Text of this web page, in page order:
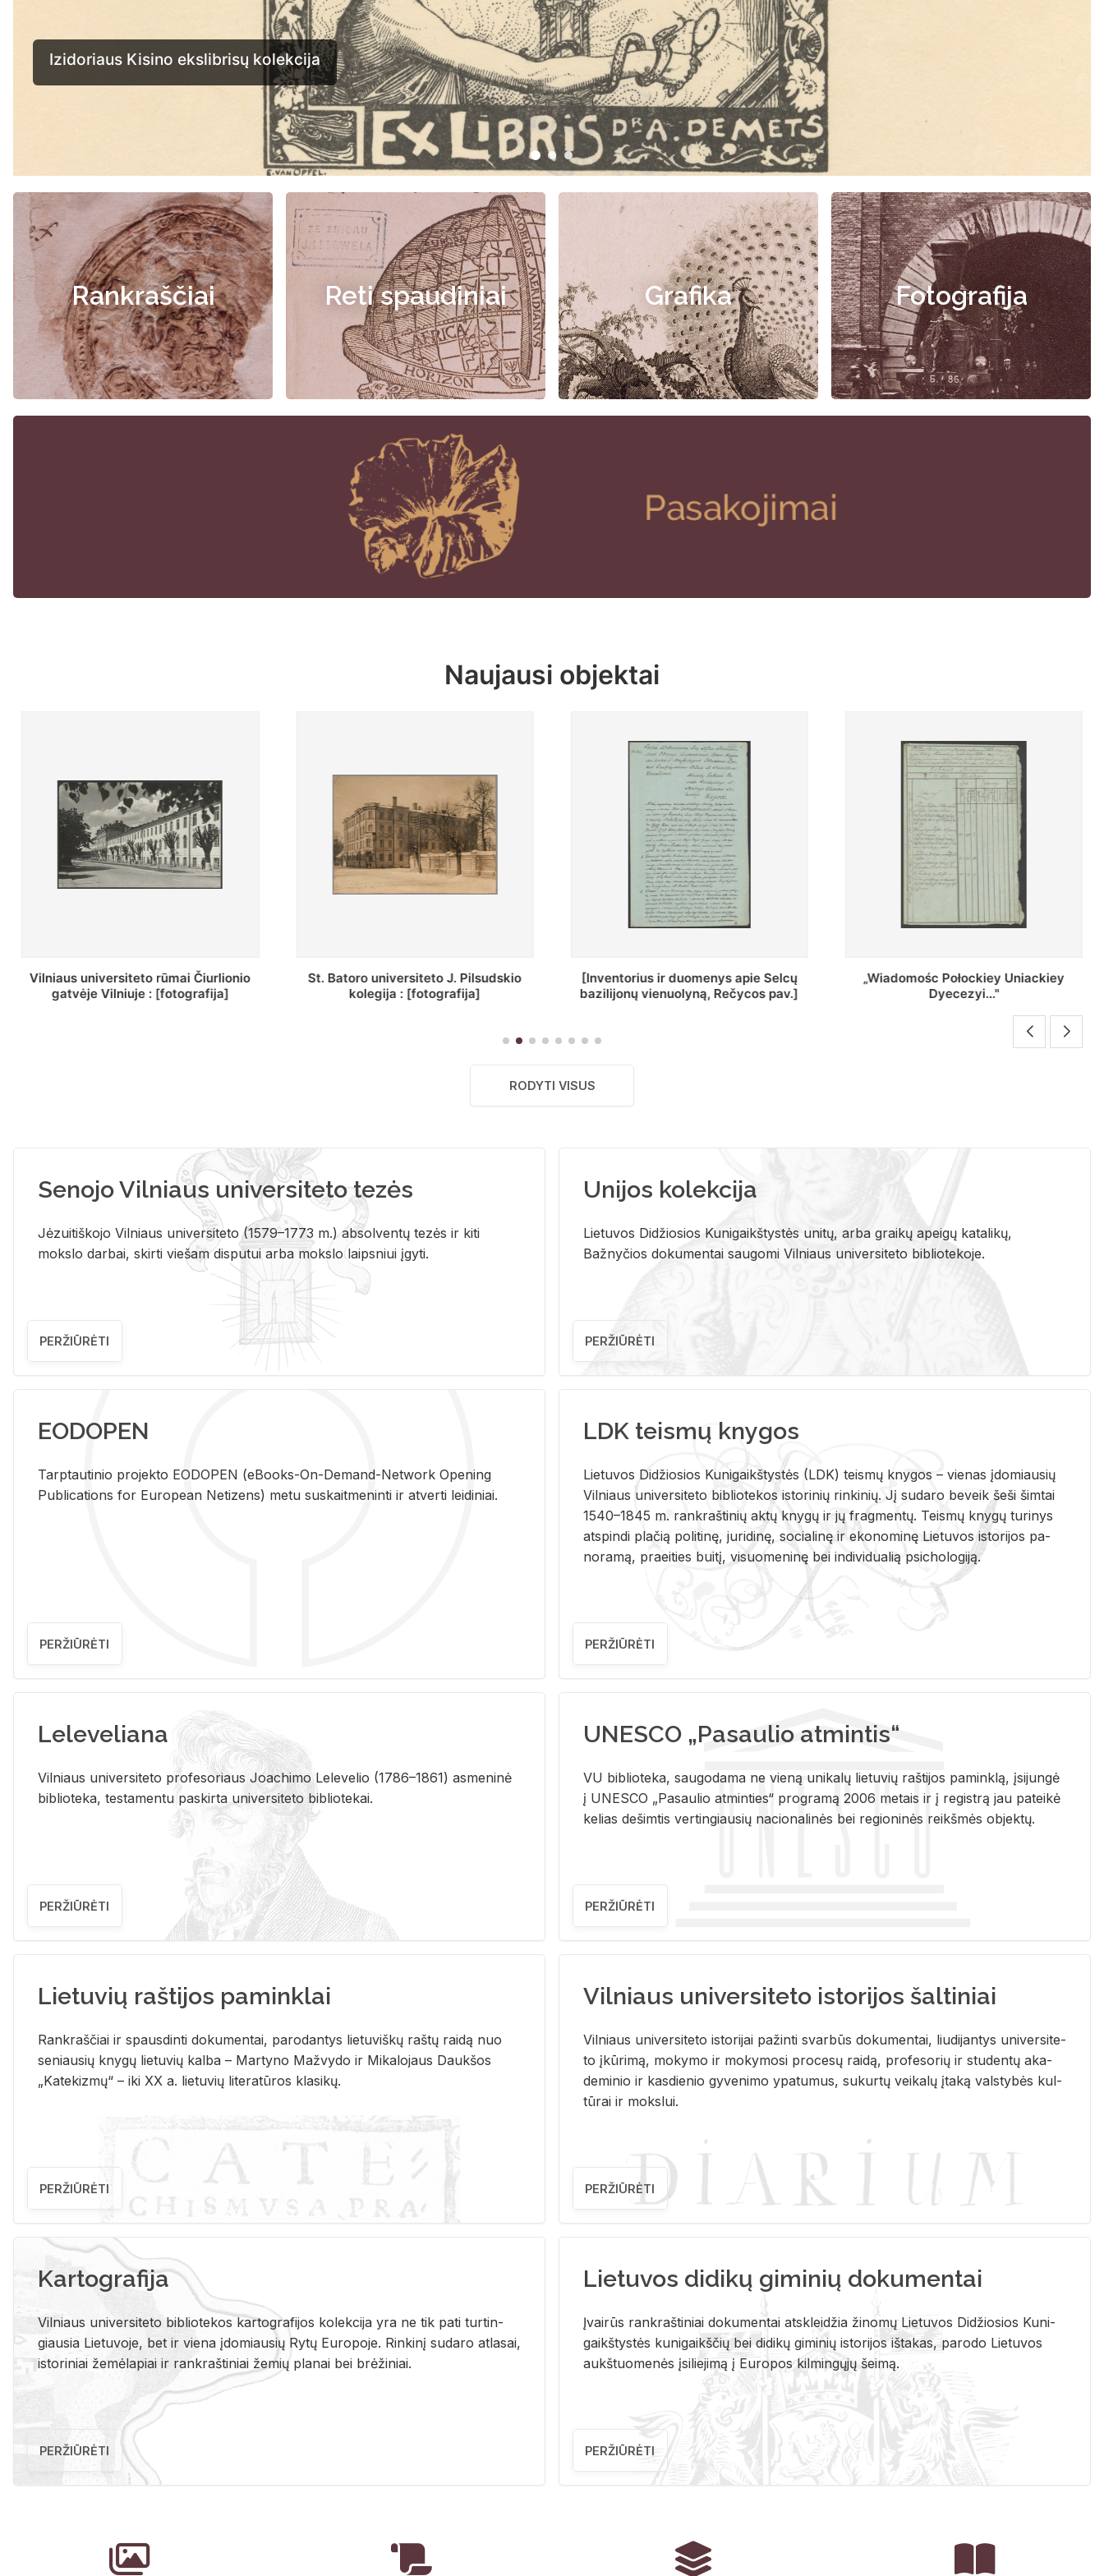
Rankraščiai Reti spaudiniai Grafika Fotografija
Naujausi objektai
St. Batoro universiteto J. Pilsudskio
kolegija : [fotografija]
[Inventorius ir duomenys apie Selcų
bazilijonų vienuolyną, Rečycos pav.]
„Wiadomośc Połockiey Uniackiey
Dyecezyi..."
Regestr Parochow Dekanatu
Brzeskiego
RODYTI VISUS
Senojo Vilniaus universiteto tezės
Jėzuitiškojo Vilniaus universiteto (1579–1773 m.) absolventų tezės ir kiti
mokslo darbai, skirti viešam disputui arba mokslo laipsniui įgyti.
PERŽIŪRĖTI
Unijos kolekcija
Lietuvos Didžiosios Kunigaikštystės unitų, arba graikų apeigų katalikų,
Bažnyčios dokumentai saugomi Vilniaus universiteto bibliotekoje.
PERŽIŪRĖTI
EODOPEN
Tarp­tau­ti­nio pro­jek­to EO­DO­PEN (eBo­oks-On-De­mand-Ne­twork Ope­ning
Pub­li­ca­tions for Eu­ro­pe­an Ne­ti­zens) metu su­skait­me­nin­ti ir at­ver­ti lei­di­niai.
PERŽIŪRĖTI
LDK teismų knygos
Lie­tu­vos Di­džio­sios Ku­ni­gaikš­tys­tės (LDK) teis­mų kny­gos – vie­nas įdo­miau­sių
Vil­niaus uni­ver­si­te­to bi­b­lio­te­kos is­to­ri­nių rin­ki­nių. Jį su­da­ro be­veik šeši šim­tai
1540–1845 m. rank­raš­ti­nių aktų kny­gų ir jų frag­men­tų. Teis­mų kny­gų tu­ri­nys
at­spin­di pla­čią po­li­ti­nę, ju­ri­di­nę, so­cia­li­nę ir eko­no­mi­nę Lie­tu­vos is­to­ri­jos pa­
no­ra­mą, pra­ei­ties bui­tį, vi­suo­me­ni­nę bei in­di­vi­dua­lią psi­cho­lo­gi­ją.
PERŽIŪRĖTI
Leleveliana
Vil­niaus uni­ver­si­te­to pro­fe­so­riaus Jo­a­chi­mo Le­le­ve­lio (1786–1861) as­me­ni­nė
bi­b­lio­te­ka, te­sta­men­tu pa­skir­ta uni­ver­si­te­to bi­b­lio­te­kai.
PERŽIŪRĖTI
UNESCO „Pasaulio atmintis“
VU biblioteka, saugodama ne vieną unikalų lietuvių raštijos paminklą, įsijungė
į UNESCO „Pasaulio atminties“ programą 2006 metais ir į registrą jau pateikė
kelias dešimtis vertingiausių nacionalinės bei regioninės reikšmės objektų.
PERŽIŪRĖTI
Lietuvių raštijos paminklai
Rank­raš­čiai ir spaus­din­ti do­ku­men­tai, pa­ro­dan­tys lie­tu­viš­kų raš­tų rai­dą nuo
se­niau­sių kny­gų lie­tu­vių kal­ba – Mar­ty­no Ma­žvy­do ir Mi­ka­lo­jaus Dauk­šos
„Ka­te­kiz­mų“ – iki XX a. lie­tu­vių li­te­ra­tū­ros kla­si­kų.
PERŽIŪRĖTI
Vilniaus universiteto istorijos šaltiniai
Vil­niaus uni­ver­si­te­to is­to­ri­jai pa­žin­ti svar­būs do­ku­men­tai, liu­di­jan­tys uni­ver­si­te­
to įkū­ri­mą, mo­ky­mo ir mo­ky­mo­si pro­ce­sų rai­dą, pro­fe­so­rių ir stu­den­tų aka­
de­mi­nio ir kas­die­nio gy­ve­ni­mo ypa­tu­mus, su­kur­tų vei­ka­lų įta­ką vals­ty­bės kul­
tū­rai ir moks­lui.
PERŽIŪRĖTI
Kartografija
Vil­niaus uni­ver­si­te­to bi­b­lio­te­kos kar­to­gra­fi­jos ko­lek­ci­ja yra ne tik pati tur­tin­
giau­sia Lie­tu­vo­je, bet ir vie­na įdo­miau­sių Rytų Eu­ro­po­je. Rin­ki­nį su­da­ro at­la­sai,
is­to­ri­niai že­mė­la­piai ir rank­raš­ti­niai že­mių pla­nai bei brė­ži­niai.
PERŽIŪRĖTI
Lietuvos didikų giminių dokumentai
Įvai­rūs rank­raš­ti­niai do­ku­men­tai at­sklei­džia ži­no­mų Lie­tu­vos Di­džio­sios Ku­ni­
gaikš­tys­tės ku­ni­gaikš­čių bei di­di­kų gi­mi­nių is­to­ri­jos iš­ta­kas, pa­ro­do Lie­tu­vos
aukš­tuo­me­nės įsi­lie­ji­mą į Eu­ro­pos kil­min­gų­jų šei­mą.
PERŽIŪRĖTI